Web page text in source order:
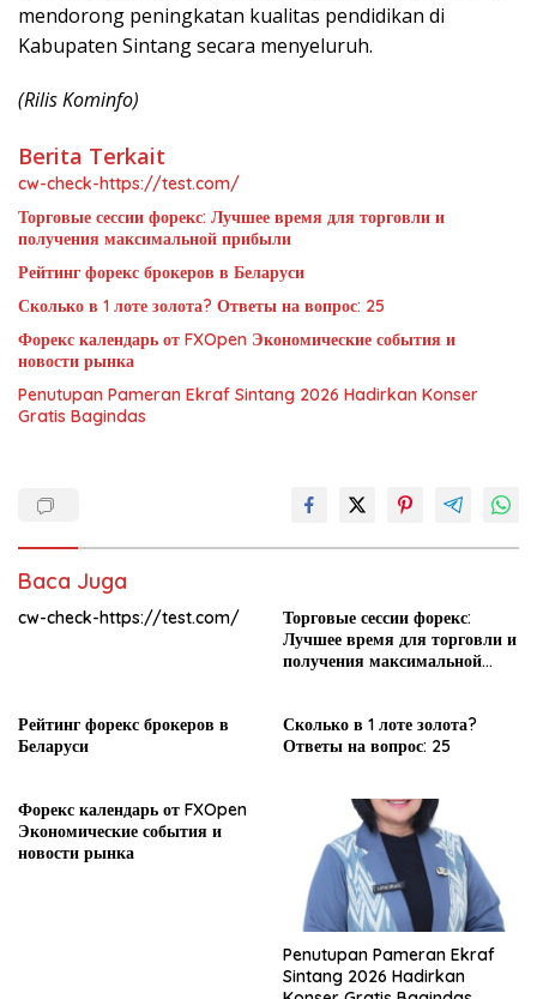
mendorong peningkatan kualitas pendidikan di
Kabupaten Sintang secara menyeluruh.
(Rilis Kominfo)
Berita Terkait
cw-check-https://test.com/
Торговые сессии форекс: Лучшее время для торговли и
получения максимальной прибыли
Рейтинг форекс брокеров в Беларуси
Сколько в 1 лоте золота? Ответы на вопрос: 25
Форекс календарь от FXOpen Экономические события и
новости рынка
Penutupan Pameran Ekraf Sintang 2026 Hadirkan Konser
Gratis Bagindas
Baca Juga
cw-check-https://test.com/
Торговые сессии форекс:
Лучшее время для торговли и
получения максимальной
Рейтинг форекс брокеров в
Беларуси
Сколько в 1 лоте золота?
Ответы на вопрос: 25
Форекс календарь от FXOpen
Экономические события и
новости рынка
Penutupan Pameran Ekraf
Sintang 2026 Hadirkan